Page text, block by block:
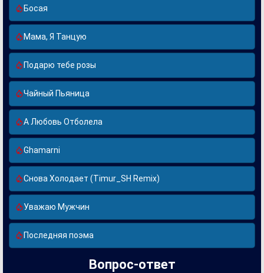
Босая
Мама, Я Танцую
Подарю тебе розы
Чайный Пьяница
А Любовь Отболела
Ghamarni
Снова Холодает (Timur_SH Remix)
Уважаю Мужчин
Последняя поэма
Вопрос-ответ